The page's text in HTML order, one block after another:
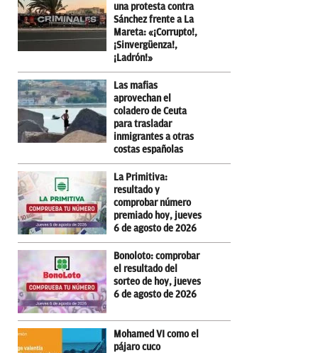
una protesta contra
Sánchez frente a La
Mareta: «¡Corrupto!,
¡Sinvergüenza!,
¡Ladrón!»
Las mafias
aprovechan el
coladero de Ceuta
para trasladar
inmigrantes a otras
costas españolas
La Primitiva:
resultado y
comprobar número
premiado hoy, jueves
6 de agosto de 2026
Bonoloto: comprobar
el resultado del
sorteo de hoy, jueves
6 de agosto de 2026
Mohamed VI como el
pájaro cuco